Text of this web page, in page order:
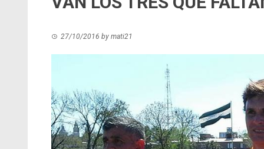
27/10/2016 by mati21